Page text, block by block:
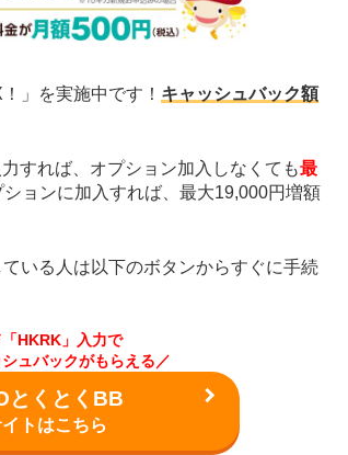
」を実施中です！ キャッシュバック額
力すれば、オプション加入しなくても最
ョンに加入すれば、最大19,000円増額
いる人は以下のボタンからすぐに手続
HKRK」入力で
ュバックがもらえる／
とくとくBB
トはこちら